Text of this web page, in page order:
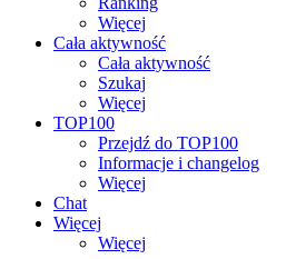
Więcej
Cała aktywność
Cała aktywność
Szukaj
Więcej
TOP100
Przejdź do TOP100
Informacje i changelog
Więcej
Chat
Więcej
Więcej